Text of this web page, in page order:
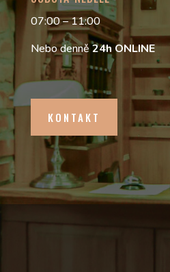
07:00 – 11:00
Nebo denně24h ONLINE
KONTAKT